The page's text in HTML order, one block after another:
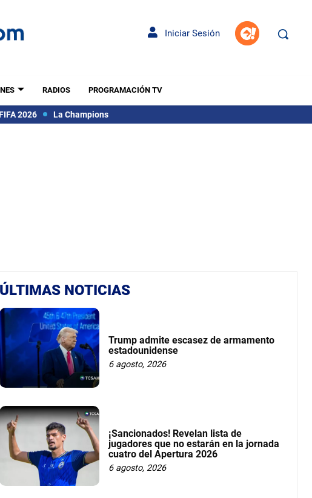
Iniciar Sesión
RADIOS PROGRAMACIÓN TV
2026 La Champions
ÚLTIMAS NOTICIAS
Trump admite escasez de armamento
estadounidense
6 agosto, 2026
¡Sancionados! Revelan lista de
jugadores que no estarán en la jornada
cuatro del Apertura 2026
6 agosto, 2026